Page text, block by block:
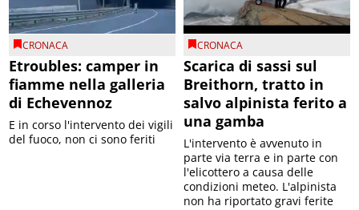
CRONACA
Etroubles: camper in
fiamme nella galleria
di Echevennoz
E in corso l'intervento dei vigili
del fuoco, non ci sono feriti
CRONACA
Scarica di sassi sul
Breithorn, tratto in
salvo alpinista ferito a
una gamba
L'intervento è avvenuto in
parte via terra e in parte con
l'elicottero a causa delle
condizioni meteo. L'alpinista
non ha riportato gravi ferite